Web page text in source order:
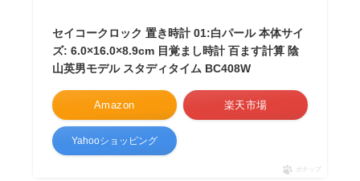
セイコークロック 置き時計 01:白パール 本体サイ
ズ: 6.0×16.0×8.9cm 目覚まし時計 百ます計算 陰
山英男モデル スタディタイム BC408W
Amazon 楽天市場
Yahooショッピング
ポチップ